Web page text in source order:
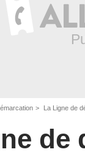
La Ligne de
de